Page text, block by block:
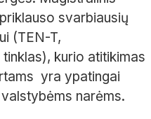
svarbiausių
(TEN-T,
kurio atitikimas
yra ypatingai
narėms.